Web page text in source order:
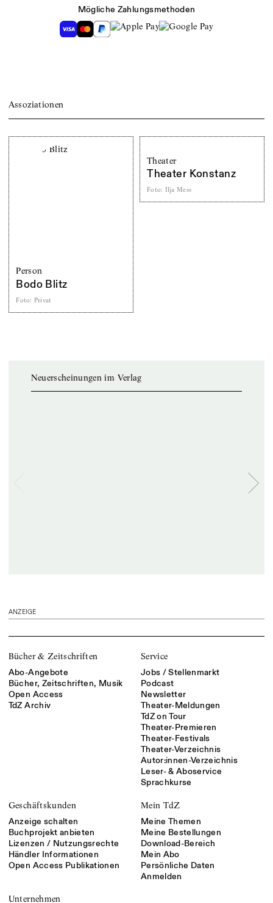
Mögliche Zahlungsmethoden
Assoziationen
Person
Bodo Blitz
Foto: Privat
Theater
Theater Konstanz
Foto: Ilja Mess
Neuerscheinungen im Verlag
ANZEIGE
Bücher & Zeitschriften
Abo-Angebote
Bücher, Zeitschriften, Musik
Open Access
TdZ Archiv
Service
Jobs / Stellenmarkt
Podcast
Newsletter
Theater-Meldungen
TdZ on Tour
Theater-Premieren
Theater-Festivals
Theater-Verzeichnis
Autor:innen-Verzeichnis
Leser- & Aboservice
Sprachkurse
Geschäftskunden
Anzeige schalten
Buchprojekt anbieten
Lizenzen / Nutzungsrechte
Händler Informationen
Open Access Publikationen
Mein TdZ
Meine Themen
Meine Bestellungen
Download-Bereich
Mein Abo
Persönliche Daten
Anmelden
Unternehmen